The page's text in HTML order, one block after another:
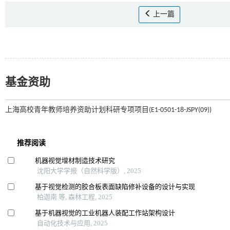
上一篇
基金资助
上海高校青年教师培养资助计划科研专项项目(E1-0501-18-JSPY(09))